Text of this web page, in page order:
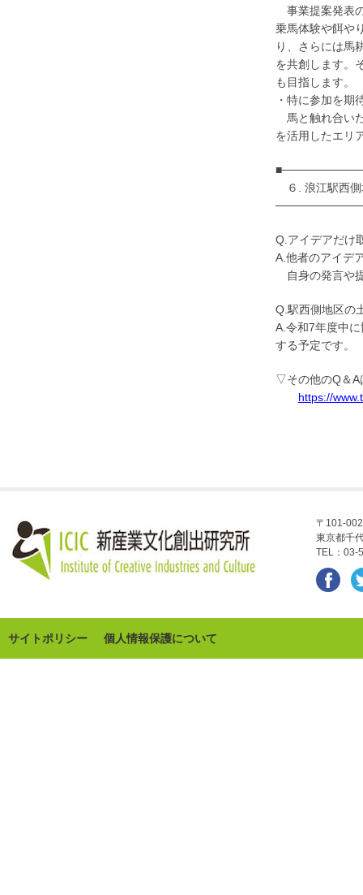
事業提案発表
乗馬体験や餌や
り、さらには
を共創します。
も目指します。
・特に参加を期
馬と触れ合い
を活用したエリ
６. 浪江駅西側
Q.アイデアだけ
A.他者のアイデ
自身の発言や
Q.駅西側地区の
A.令和7年度中
する予定です。
▽その他のQ＆A
https://
〒101-
東京都千
TEL：
サイトポリシー 個人情報保護について